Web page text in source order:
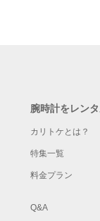
腕時計をレン
カリトケとは？
特集一覧
料金プラン
Q&A